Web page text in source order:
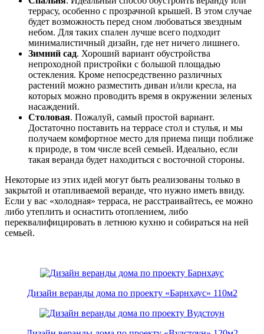
террасу, особенно с прозрачной крышей. В этом случае
будет возможность перед сном любоваться звездным
небом. Для таких спален лучше всего подходит
минималистичный дизайн, где нет ничего лишнего.
Зимний сад. Хороший вариант обустройства
непроходной пристройки с большой площадью
остекления. Кроме непосредственно различных
растений можно разместить диван и/или кресла, на
которых можно проводить время в окружении зеленых
насаждений.
Столовая. Пожалуй, самый простой вариант.
Достаточно поставить на террасе стол и стулья, и мы
получаем комфортное место для приема пищи поближе
к природе, в том числе всей семьей. Идеально, если
такая веранда будет находиться с восточной стороны.
Некоторые из этих идей могут быть реализованы только в
закрытой и отапливаемой веранде, что нужно иметь ввиду.
Если у вас «холодная» терраса, не расстраивайтесь, ее можно
либо утеплить и оснастить отоплением, либо
переквалифицировать в летнюю кухню и собираться на ней
семьей.
Дизайн веранды дома по проекту «Барнхаус» 110м2